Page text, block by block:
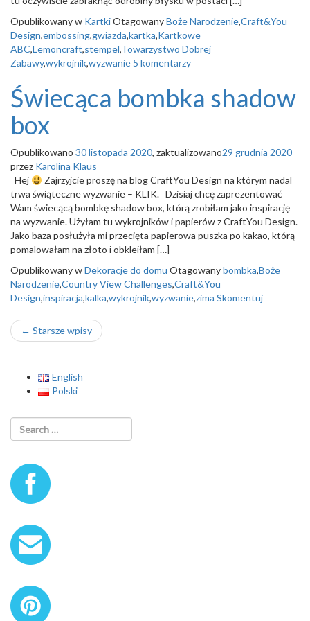
Opublikowany w KartkiOtagowanyBoże Narodzenie,Craft&You
Design,embossing,gwiazda,kartka,Kartkowe
ABC,Lemoncraft,stempel,Towarzystwo Dobrej
Zabawy,wykrojnik,wyzwanie 5 komentarzy
Świecąca bombka shadow
box
Opublikowano 30 listopada 2020, zaktualizowano29 grudnia 2020
przez Karolina Klaus
Hej
Zajrzyjcie proszę na blog CraftYou Design na którym nadal
trwa świąteczne wyzwanie – KLIK. Dzisiaj chcę zaprezentować
Wam świecącą bombkę shadow box, którą zrobiłam jako inspirację
na wyzwanie. Użyłam tu wykrojników i papierów z CraftYou Design.
Jako baza posłużyła mi przecięta papierowa puszka po kakao, którą
pomalowałam na złoto i obkleiłam […]
Opublikowany wDekoracje do domu Otagowanybombka,Boże
Narodzenie,Country View Challenges,Craft&You
Design,inspiracja,kalka,wykrojnik,wyzwanie,zima Skomentuj
Nawigacja
← Starsze wpisy
English
Polski